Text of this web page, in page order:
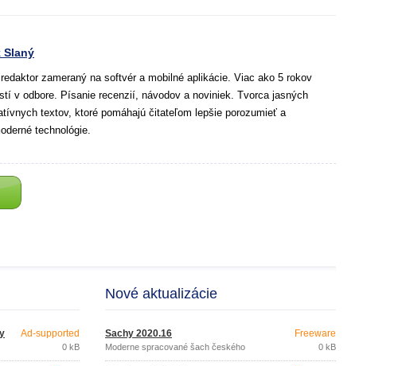
Slaný
zameraný na softvér a mobilné aplikácie. Viac ako 5 rokov
v odbore. Písanie recenzií, návodov a noviniek. Tvorca jasných
textov, ktoré pomáhajú čitateľom lepšie porozumieť a
technológie.
Ad-supported
0 kB
Nové aktualizácie
Šachy 2020.16
Moderne spracované šach českého
Freeware
0 kB